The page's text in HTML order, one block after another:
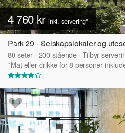
4 760 krinkl. servering*
Park 29 - Selskapslokaler og
80seter · 200stående · Tilbyr
*Mat eller drikke for 8 personer